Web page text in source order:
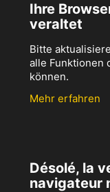
Ihre
veraltet
Bitte
alle Funktionen
können.
Mehr erfahren
Désolé, la
navigateur